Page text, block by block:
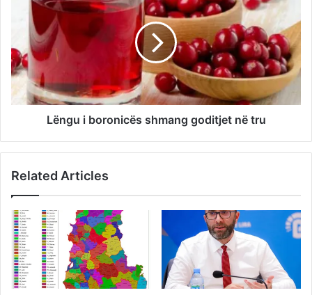
Lëngu i boronicës shmang goditjet në tru
Related Articles